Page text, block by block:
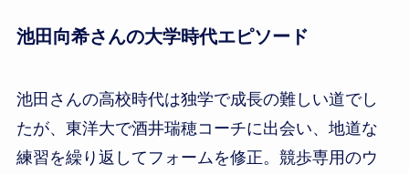
池田向希さんの大学時代エピソード
池田さんの高校時代は独学で成長の難しい道でし
たが、東洋大で酒井瑞穂コーチに出会い、地道な
練習を繰り返してフォームを修正。競歩専用のウ